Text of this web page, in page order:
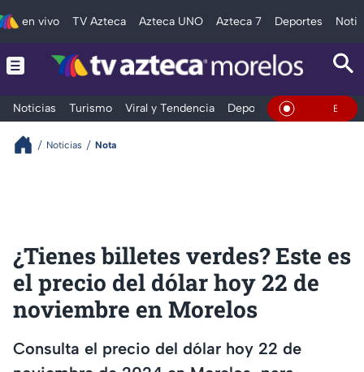
en vivo TV Azteca Azteca UNO Azteca 7 Deportes
Noticias Turismo Viral y Tendencia Deportes Espectáculos
En Vivo
Noticias Nota
¿Tienes billetes verdes? Este es
el precio del dólar hoy 22 de
noviembre en Morelos
Consulta el precio del dólar hoy 22 de